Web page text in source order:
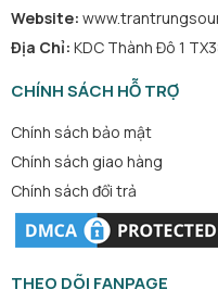
Website:
Địa Chỉ: KDC Thành Đô 1
CHÍNH SÁCH HỖ TRỢ
Chính sách bảo mật
Chính sách giao hàng
Chính sách đổi trả
THEO DÕI FANPAGE